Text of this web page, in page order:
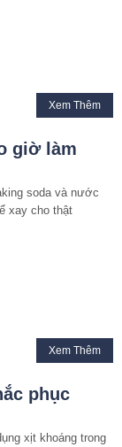
Xem Thêm
giờ làm
soda và nước
xay cho thật
Xem Thêm
phục
xịt khoáng trong